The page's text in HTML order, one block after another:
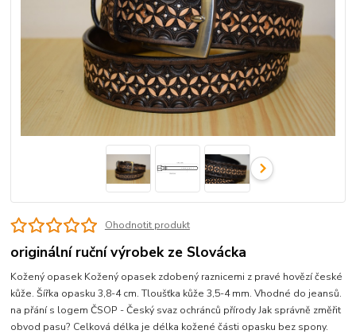
Ohodnotit produkt
originální ruční výrobek ze Slovácka
Kožený opasek Kožený opasek zdobený raznicemi z pravé hovězí české
kůže. Šířka opasku 3,8-4 cm. Tloušťka kůže 3,5-4 mm. Vhodné do jeansů.
na přání s logem ČSOP - Český svaz ochránců přírody Jak správně změřit
obvod pasu? Celková délka je délka kožené části opasku bez spony.